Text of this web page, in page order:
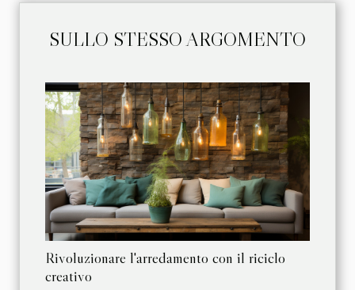
SULLO STESSO ARGOMENTO
Rivoluzionare l'arredamento con il riciclo
creativo